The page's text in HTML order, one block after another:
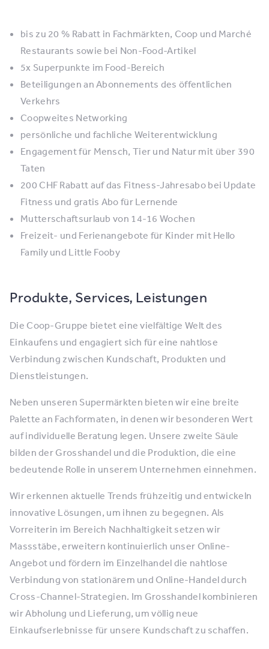
bis zu 20 % Rabatt in Fachmärkten, Coop und Marché
Restaurants sowie bei Non-Food-Artikel
5x Superpunkte im Food-Bereich
Beteiligungen an Abonnements des öffentlichen
Verkehrs
Coopweites Networking
persönliche und fachliche Weiterentwicklung
Engagement für Mensch, Tier und Natur mit über 390
Taten
200 CHF Rabatt auf das Fitness-Jahresabo bei Update
Fitness und gratis Abo für Lernende
Mutterschaftsurlaub von 14-16 Wochen
Freizeit- und Ferienangebote für Kinder mit Hello
Family und Little Fooby
Produkte, Services, Leistungen
Die Coop-Gruppe bietet eine vielfältige Welt des
Einkaufens und engagiert sich für eine nahtlose
Verbindung zwischen Kundschaft, Produkten und
Dienstleistungen.
Neben unseren Supermärkten bieten wir eine breite
Palette an Fachformaten, in denen wir besonderen Wert
auf individuelle Beratung legen. Unsere zweite Säule
bilden der Grosshandel und die Produktion, die eine
bedeutende Rolle in unserem Unternehmen einnehmen.
Wir erkennen aktuelle Trends frühzeitig und entwickeln
innovative Lösungen, um ihnen zu begegnen. Als
Vorreiterin im Bereich Nachhaltigkeit setzen wir
Massstäbe, erweitern kontinuierlich unser Online-
Angebot und fördern im Einzelhandel die nahtlose
Verbindung von stationärem und Online-Handel durch
Cross-Channel-Strategien. Im Grosshandel kombinieren
wir Abholung und Lieferung, um völlig neue
Einkaufserlebnisse für unsere Kundschaft zu schaffen.